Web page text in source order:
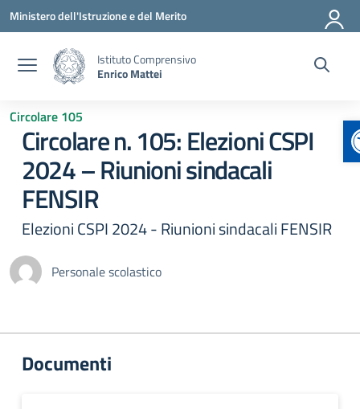
Vai ai contenuti
Vai al menu di navigazione
Vai al footer
Ministero dell'Istruzione e del Merito
Istituto Comprensivo
Enrico Mattei
Circolare 105
Circolare n. 105: Elezioni CSPI
2024 – Riunioni sindacali
FENSIR
Elezioni CSPI 2024 - Riunioni sindacali FENSIR
Personale scolastico
Documenti